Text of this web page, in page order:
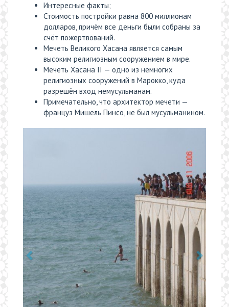
Интересные факты;
Стоимость постройки равна 800 миллионам
долларов, причём все деньги были собраны за
счёт пожертвований.
Мечеть Великого Хасана является самым
высоким религиозным сооружением в мире.
Мечеть Хасана II — одно из немногих
религиозных сооружений в Марокко, куда
разрешён вход немусульманам.
Примечательно, что архитектор мечети —
француз Мишель Пинсо, не был мусульманином.